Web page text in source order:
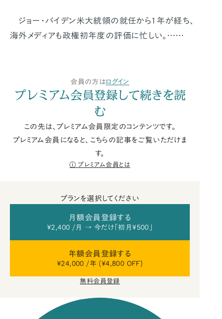
ジョー・バイデン米大統領の就任から1年が経ち、
海外メディアも政権初年度の評価に忙しい。……
会員の方はログイン
プレミアム会員登録して続きを読
む
この先は、プレミアム会員限定のコンテンツです。
プレミアム会員になると、こちらの記事をご覧いただけま
す。
プレミアム会員とは
プランを選択してください
月額会員登録する
¥2,400 /月 → 今だけ「初月¥500」
年額会員登録する
¥24,000 /年 (¥4,800 OFF)
無料会員登録